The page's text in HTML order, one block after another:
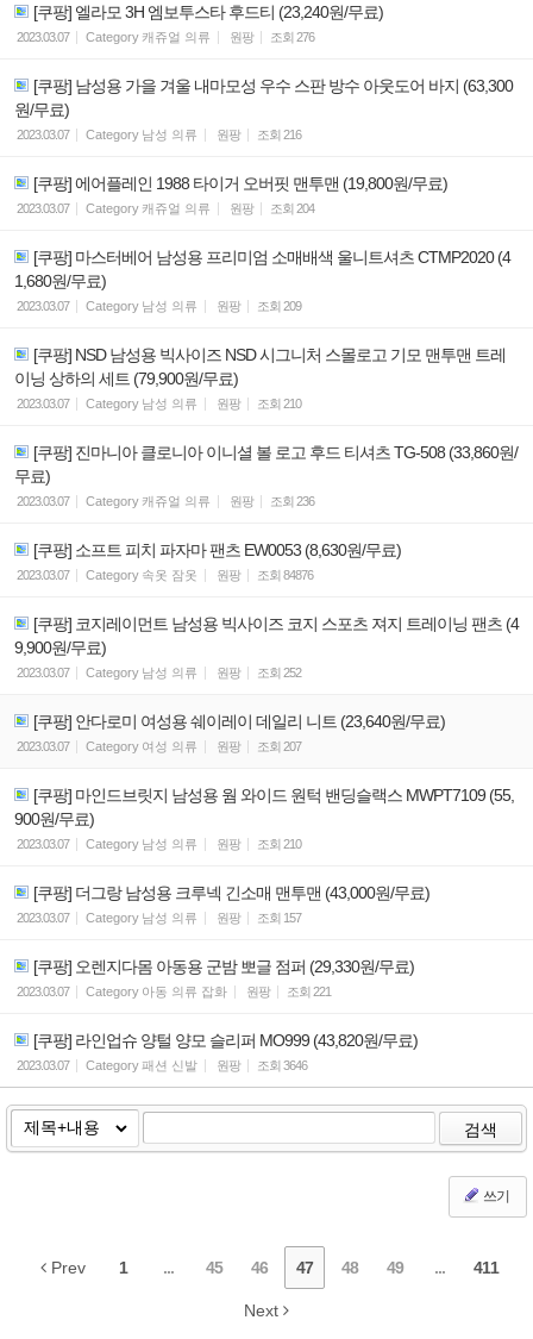
[쿠팡] 엘라모 3H 엠보투스타 후드티 (23,240원/무료)
2023.03.07 Category 캐쥬얼 의류 원팡 조회 276
[쿠팡] 남성용 가을 겨울 내마모성 우수 스판 방수 아웃도어 바지 (63,300
원/무료)
2023.03.07 Category 남성 의류 원팡 조회 216
[쿠팡] 에어플레인 1988 타이거 오버핏 맨투맨 (19,800원/무료)
2023.03.07 Category 캐쥬얼 의류 원팡 조회 204
[쿠팡] 마스터베어 남성용 프리미엄 소매배색 울니트셔츠 CTMP2020 (4
1,680원/무료)
2023.03.07 Category 남성 의류 원팡 조회 209
[쿠팡] NSD 남성용 빅사이즈 NSD 시그니처 스몰로고 기모 맨투맨 트레
이닝 상하의 세트 (79,900원/무료)
2023.03.07 Category 남성 의류 원팡 조회 210
[쿠팡] 진마니아 클로니아 이니셜 볼 로고 후드 티셔츠 TG-508 (33,860원/
무료)
2023.03.07 Category 캐쥬얼 의류 원팡 조회 236
[쿠팡] 소프트 피치 파자마 팬츠 EW0053 (8,630원/무료)
2023.03.07 Category 속옷 잠옷 원팡 조회 84876
[쿠팡] 코지레이먼트 남성용 빅사이즈 코지 스포츠 져지 트레이닝 팬츠 (4
9,900원/무료)
2023.03.07 Category 남성 의류 원팡 조회 252
[쿠팡] 안다로미 여성용 쉐이레이 데일리 니트 (23,640원/무료)
2023.03.07 Category 여성 의류 원팡 조회 207
[쿠팡] 마인드브릿지 남성용 웜 와이드 원턱 밴딩슬랙스 MWPT7109 (55,
900원/무료)
2023.03.07 Category 남성 의류 원팡 조회 210
[쿠팡] 더그랑 남성용 크루넥 긴소매 맨투맨 (43,000원/무료)
2023.03.07 Category 남성 의류 원팡 조회 157
[쿠팡] 오렌지다몸 아동용 군밤 뽀글 점퍼 (29,330원/무료)
2023.03.07 Category 아동 의류 잡화 원팡 조회 221
[쿠팡] 라인업슈 양털 양모 슬리퍼 MO999 (43,820원/무료)
2023.03.07 Category패션 신발 원팡 조회 3646
검색
쓰기
Prev 1 ... 45 46 47 48 49 ... 411
Next